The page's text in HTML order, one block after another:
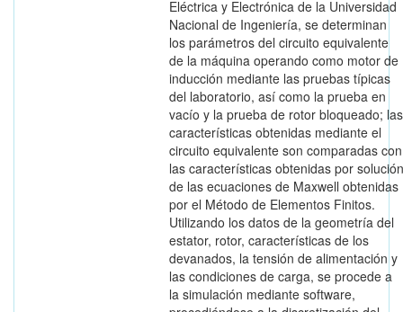
Eléctrica y Electrónica de la Universidad
Nacional de Ingeniería, se determinan
los parámetros del circuito equivalente
de la máquina operando como motor de
inducción mediante las pruebas típicas
del laboratorio, así como la prueba en
vacío y la prueba de rotor bloqueado; las
características obtenidas mediante el
circuito equivalente son comparadas con
las características obtenidas por solución
de las ecuaciones de Maxwell obtenidas
por el Método de Elementos Finitos.
Utilizando los datos de la geometría del
estator, rotor, características de los
devanados, la tensión de alimentación y
las condiciones de carga, se procede a
la simulación mediante software,